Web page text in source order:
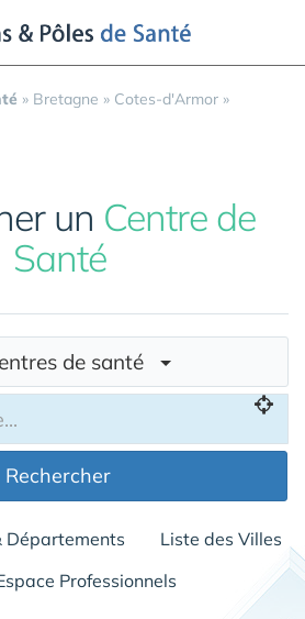
» Bretagne » Cotes-d'Armor »
un Centre de
Santé
de santé
Rechercher
Départements
Liste des Villes
Professionnels